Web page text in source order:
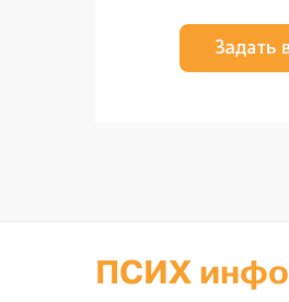
ПСИХ инфо